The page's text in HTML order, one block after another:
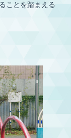
ことを踏まえる